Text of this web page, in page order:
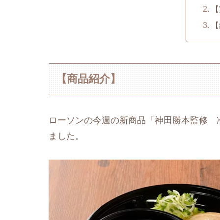
【商品紹介】
ローソンの今週の新商品「神田勝本監修
ました。